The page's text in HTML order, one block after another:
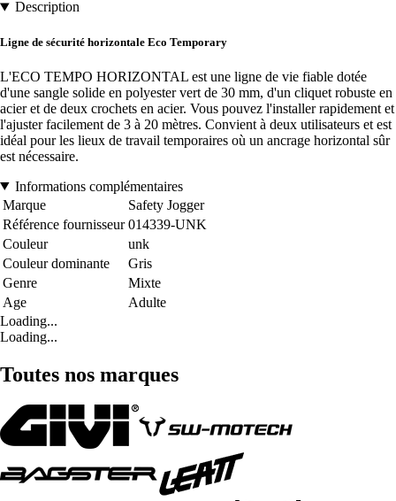
Description
Ligne de sécurité horizontale Eco Temporary
L'ECO TEMPO HORIZONTAL est une ligne de vie fiable dotée
d'une sangle solide en polyester vert de 30 mm, d'un cliquet robuste en
acier et de deux crochets en acier. Vous pouvez l'installer rapidement et
l'ajuster facilement de 3 à 20 mètres. Convient à deux utilisateurs et est
idéal pour les lieux de travail temporaires où un ancrage horizontal sûr
est nécessaire.
Informations complémentaires
Marque
Safety Jogger
Référence fournisseur 014339-UNK
Couleur
unk
Couleur dominante
Gris
Genre
Mixte
Age
Adulte
Loading...
Loading...
Toutes nos marques